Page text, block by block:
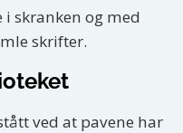
i skranken og med
skrifter.
ved at pavene har